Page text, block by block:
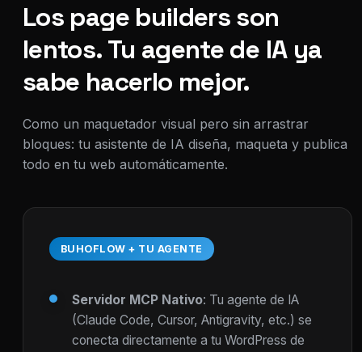
Los page builders son
lentos. Tu agente de IA ya
sabe hacerlo mejor.
Como un maquetador visual pero sin arrastrar
bloques: tu asistente de IA diseña, maqueta y publica
todo en tu web automáticamente.
BUHOFLOW + TU AGENTE
Servidor MCP Nativo: Tu agente de IA
(Claude Code, Cursor, Antigravity, etc.) se
conecta directamente a tu WordPress de